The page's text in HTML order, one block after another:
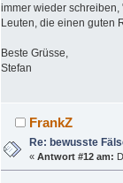
immer wieder schreiben,
Leuten, die einen guten
Beste Grüsse,
Stefan
FrankZ
Re: bewusste
«Antwort #12 am: